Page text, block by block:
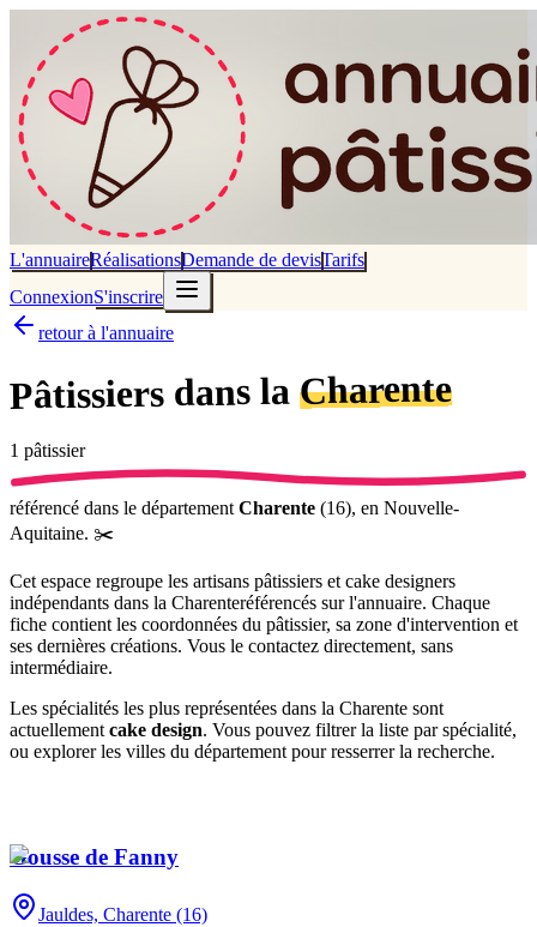
L'annuaireRéalisationsDemande de devisTarifs
ConnexionS'inscrire
retour à l'annuaire
Pâtissiers dans laCharente
1 pâtissier
référencé dans le département Charente (16), en Nouvelle-
Aquitaine. ✂️
Cet espace regroupe les artisans pâtissiers et cake designers
indépendants dans la Charenteréférencés sur l'annuaire. Chaque
fiche contient les coordonnées du pâtissier, sa zone d'intervention et
ses dernières créations. Vous le contactez directement, sans
intermédiaire.
Les spécialités les plus représentées dans la Charente sont
actuellement cake design. Vous pouvez filtrer la liste par spécialité,
ou explorer les villes du département pour resserrer la recherche.
Gousse de Fanny
Jauldes, Charente (16)